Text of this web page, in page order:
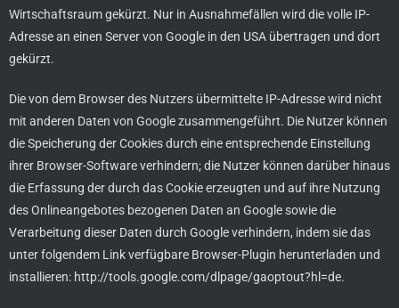
Wirtschaftsraum gekürzt. Nur in Ausnahmefällen wird die volle IP-
Adresse an einen Server von Google in den USA übertragen und dort
gekürzt.
Die von dem Browser des Nutzers übermittelte IP-Adresse wird nicht
mit anderen Daten von Google zusammengeführt. Die Nutzer können
die Speicherung der Cookies durch eine entsprechende Einstellung
ihrer Browser-Software verhindern; die Nutzer können darüber hinaus
die Erfassung der durch das Cookie erzeugten und auf ihre Nutzung
des Onlineangebotes bezogenen Daten an Google sowie die
Verarbeitung dieser Daten durch Google verhindern, indem sie das
unter folgendem Link verfügbare Browser-Plugin herunterladen und
installieren: http://tools.google.com/dlpage/gaoptout?hl=de.